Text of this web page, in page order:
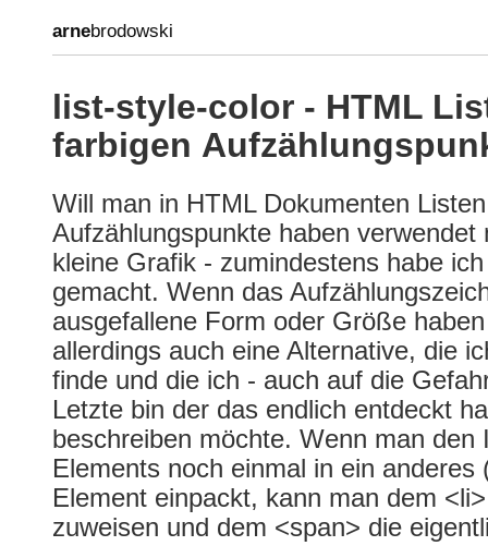
arnebrodowski
list-style-color - HTML
farbigen
Will man in HTML Dokumenten
Aufzählungspunkte haben verwendet
kleine Grafik - zumindestens habe
gemacht. Wenn das
ausgefallene Form oder Größe
allerdings auch eine Alternative, die
finde und die ich - auch auf die
Letzte bin der das endlich entdeckt
beschreiben möchte. Wenn man den
Elements noch einmal in ein anderes
Element einpackt, kann man dem
zuweisen und dem <span> die